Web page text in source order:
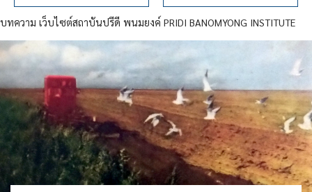
บทความ เว็บไซต์สถาบันปรีดี พนมยงค์ PRIDI BANOMYONG INSTITUTE